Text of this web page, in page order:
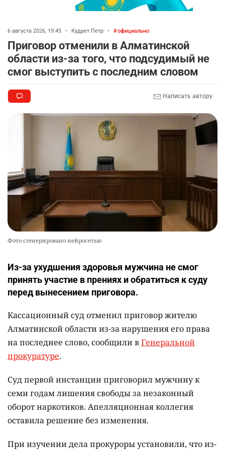
6 августа 2026, 19:45 • Кудрет Петр • официально
Приговор отменили в Алматинской
области из-за того, что подсудимый не
смог выступить с последним словом
Написать автору
Фото сгенерировано нейросетью
Из-за ухудшения здоровья мужчина не смог
принять участие в прениях и обратиться к суду
перед вынесением приговора.
Кассационный суд отменил приговор жителю
Алматинской области из-за нарушения его права
на последнее слово, сообщили вГенеральной
прокуратуре.
Суд первой инстанции приговорил мужчину к
семи годам лишения свободы за незаконный
оборот наркотиков. Апелляционная коллегия
оставила решение без изменения.
При изучении дела прокуроры установили, что из-